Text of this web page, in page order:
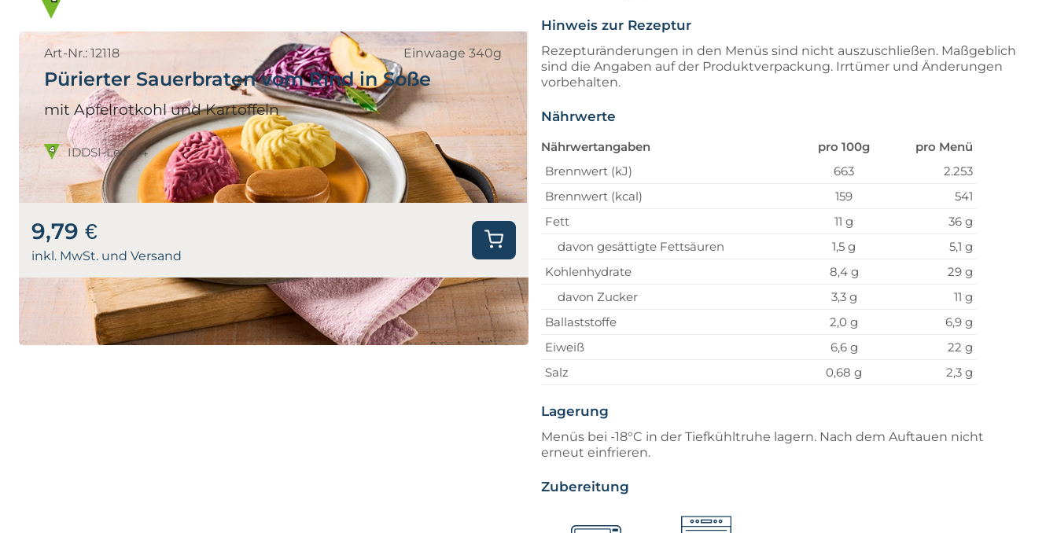
Art-Nr.: 12118 Einwaage 340g
Pürierter Sauerbraten vom Rind in Soße
mit Apfelrotkohl und Kartoffeln
IDDSI-Level 4
9,79 €
inkl. MwSt. und Versand
Hinweis zur Rezeptur
Rezepturänderungen in den Menüs sind nicht auszuschließen. Maßgeblich
sind die Angaben auf der Produktverpackung. Irrtümer und Änderungen
vorbehalten.
Nährwerte
Nährwertangaben pro 100g
pro Menü
Brennwert (kJ)
663
2.253
Brennwert (kcal)
159
541
Fett
11 g
36 g
davon gesättigte Fettsäuren
1,5 g
5,1 g
Kohlenhydrate
8,4 g
29 g
davon Zucker
3,3 g
11 g
Ballaststoffe
2,0 g
6,9 g
Eiweiß
6,6 g
22 g
Salz
0,68 g 2,3 g
Lagerung
Menüs bei -18°C in der Tiefkühltruhe lagern. Nach dem Auftauen nicht
erneut einfrieren.
Zubereitung